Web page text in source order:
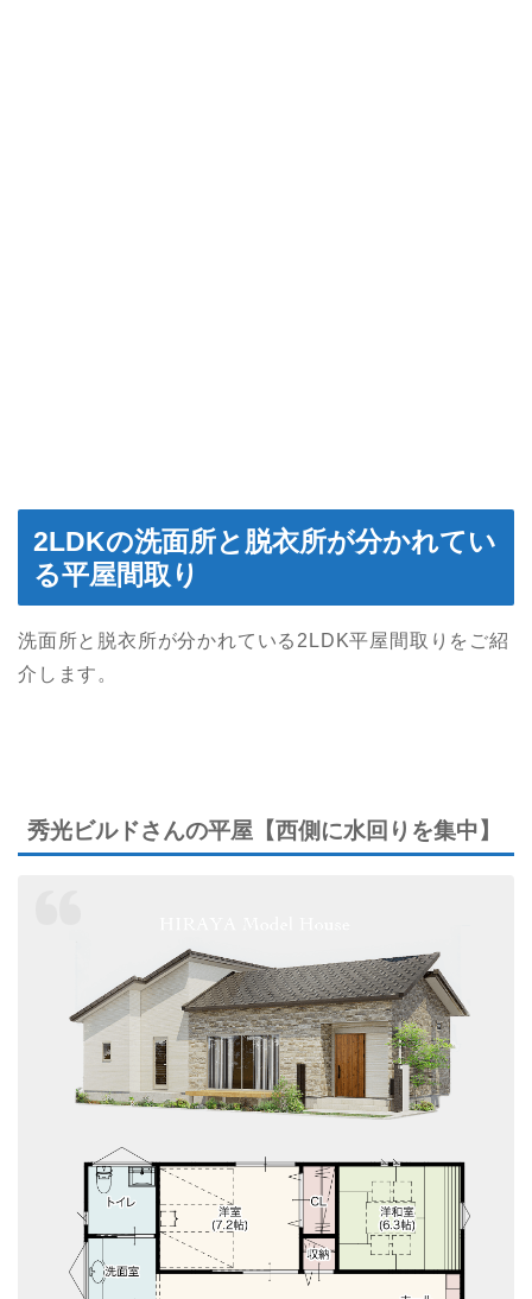
2LDKの洗面所と脱衣所が分かれてい
る平屋間取り
洗面所と脱衣所が分かれている2LDK平屋間取りをご紹
介します。
秀光ビルドさんの平屋【西側に水回りを集中】